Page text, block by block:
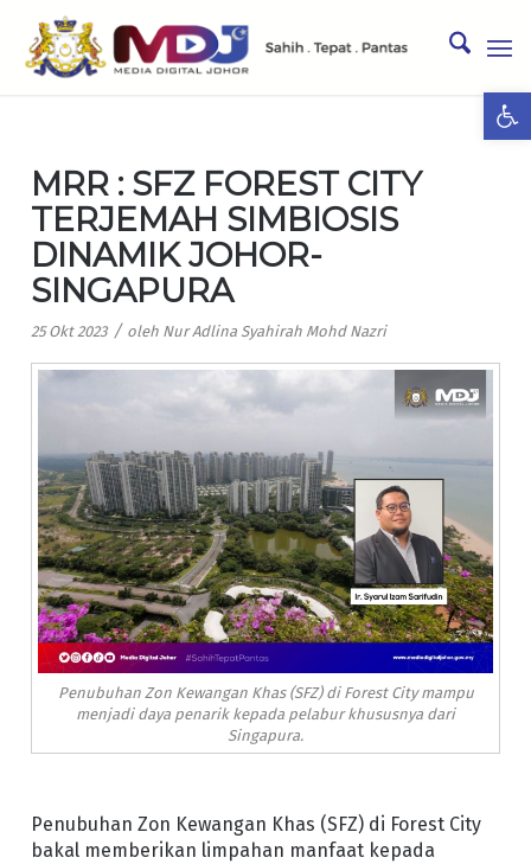
MRR : SFZ FOREST CITY
TERJEMAH SIMBIOSIS
DINAMIK JOHOR-
SINGAPURA
25 Okt 2023 / oleh Nur Adlina Syahirah Mohd Nazri
Penubuhan Zon Kewangan Khas (SFZ) di Forest City mampu
menjadi daya penarik kepada pelabur khususnya dari
Singapura.
Penubuhan Zon Kewangan Khas (SFZ) di Forest City
bakal memberikan limpahan manfaat kepada